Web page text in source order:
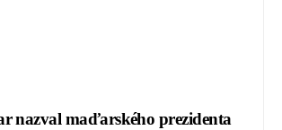
nazval maďarského prezidenta